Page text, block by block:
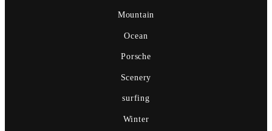
Mountain
Ocean
Porsche
Scenery
surfing
Winter